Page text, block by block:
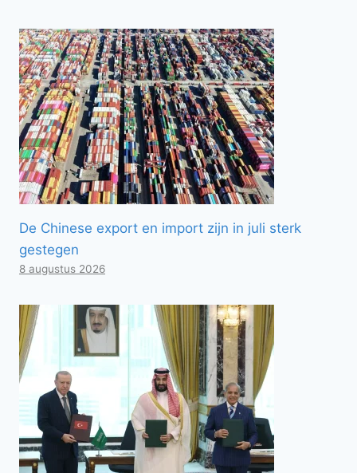
De Chinese export en import zijn in juli sterk
gestegen
8 augustus 2026